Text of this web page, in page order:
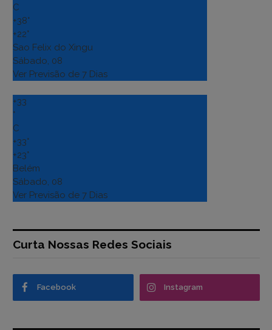
C
+38°
+22°
Sao Felix do Xingu
Sábado, 08
Ver Previsão de 7 Dias
+33
°
C
+33°
+23°
Belém
Sábado, 08
Ver Previsão de 7 Dias
Curta Nossas Redes Sociais
Facebook Instagram